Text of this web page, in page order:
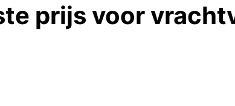
prijs voor